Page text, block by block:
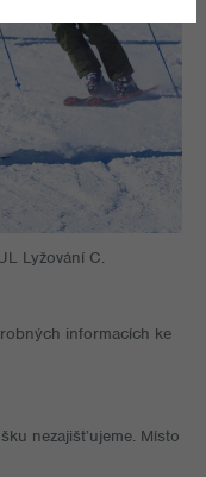
Lyžování C.
informacích ke
nezajišťujeme. Místo